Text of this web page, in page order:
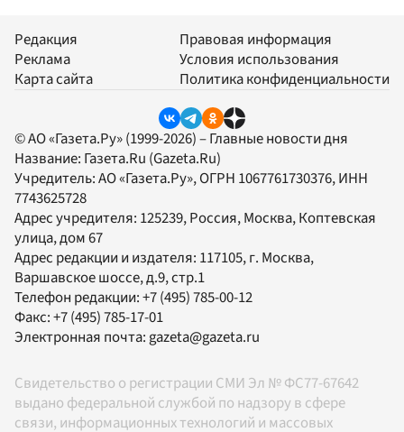
Редакция
Реклама
Карта сайта
Правовая информация
Условия использования
Политика конфиденциальности
© АО «Газета.Ру» (1999-2026) – Главные новости дня
Название: Газета.Ru (Gazeta.Ru)
Учредитель:АО «Газета.Ру», ОГРН 1067761730376, ИНН
7743625728
Адрес учредителя: 125239, Россия, Москва, Коптевская
улица, дом 67
Адрес редакции и издателя: 117105, г. Москва,
Варшавское шоссе, д.9, стр.1
Телефон редакции:+7 (495) 785-00-12
Факс:+7 (495) 785-17-01
Электронная почта:gazeta@gazeta.ru
Свидетельство о регистрации СМИ Эл № ФС77-67642
выдано федеральной службой по надзору в сфере
связи, информационных технологий и массовых